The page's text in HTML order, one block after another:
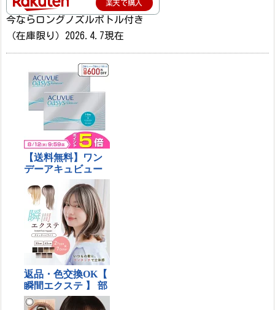
楽天で購入
今ならロングノズルボトル付き
（在庫限り）2026.4.7現在